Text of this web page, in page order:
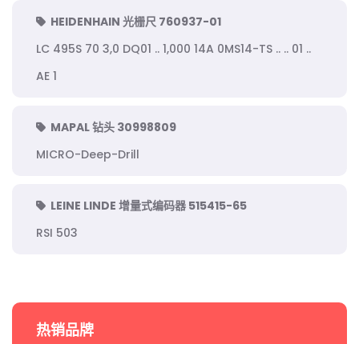
HEIDENHAIN 光栅尺 760937-01
LC 495S 70 3,0 DQ01 .. 1,000 14A 0MS14-TS .. .. 01 ..
AE 1
MAPAL 钻头 30998809
MICRO-Deep-Drill
LEINE LINDE 增量式编码器 515415-65
RSI 503
热销品牌